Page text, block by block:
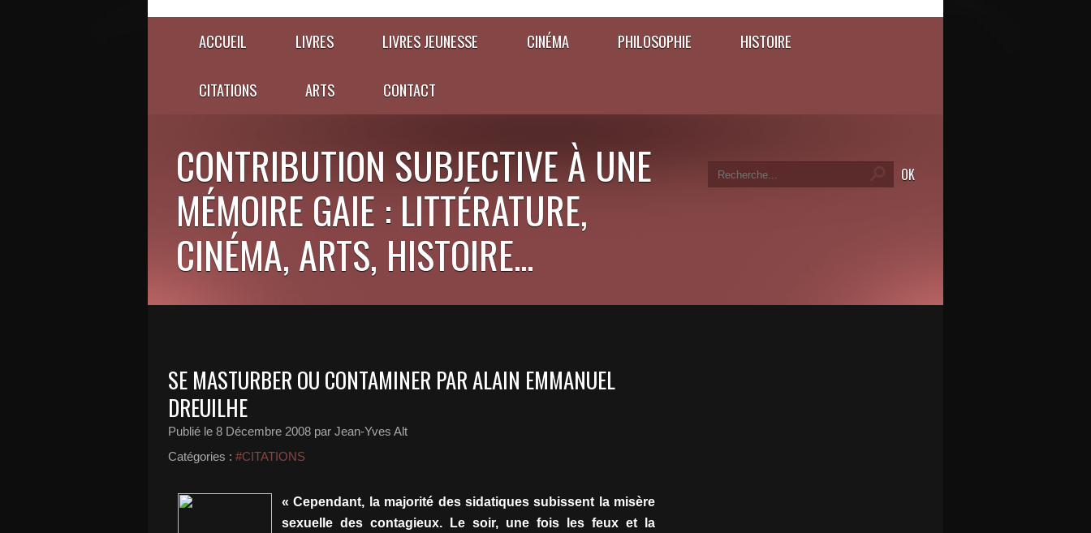
ACCUEIL LIVRES LIVRES JEUNESSE CINÉMA PHILOSOPHIE HISTOIRE
CITATIONS ARTS CONTACT
CONTRIBUTION SUBJECTIVE À UNE
MÉMOIRE GAIE : LITTÉRATURE,
CINÉMA, ARTS, HISTOIRE...
SE MASTURBER OU CONTAMINER PAR ALAIN EMMANUEL
DREUILHE
Publié le 8 Décembre 2008 par Jean-Yves Alt
Catégories : #CITATIONS
« Cependant, la majorité des sidatiques subissent la misère
sexuelle des contagieux. Le soir, une fois les feux et la